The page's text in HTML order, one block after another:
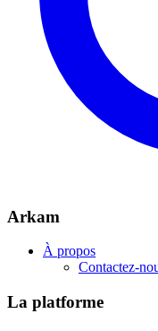
Arkam
À propos
Contactez-
La platforme